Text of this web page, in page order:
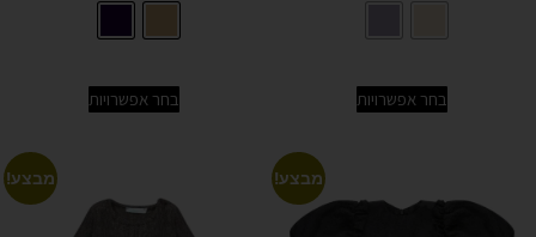
בחר אפשרויות בחר אפשרויות
מבצע! מבצע!